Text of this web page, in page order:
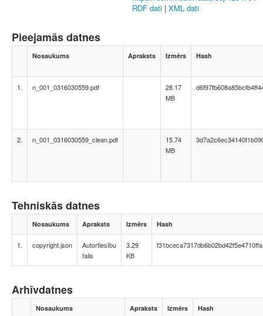
RDF dati | XML dati
Pieejamās datnes
Nosaukums Apraksts Izmērs Hash
1. n_001_0316030559.pdf
28.17
MB
2. n_001_0316030559_clean.pdf
15.74
MB
Tehniskās datnes
Nosaukums Apraksts Izmērs Hash
1. copyright.json
Autortiesību
fails
3.29
KB
f31bceca7317db6b02bd42f5e4710ffa
Arhīvdatnes
Nosaukums Apraksts Izmērs Hash